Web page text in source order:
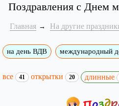
Поздравления с Днем
Главная На другие
на день ВДВ международный
все 41 открытки 20 длинные